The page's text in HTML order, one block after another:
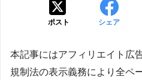
ポスト シェア
本記事にはアフィリエイト広
規制法の表示義務により全ペ